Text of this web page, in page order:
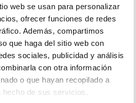
web se usan para personalizar
ofrecer funciones de redes
Además, compartimos
que haga del sitio web con
sociales, publicidad y análisis
con otra información
o que hayan recopilado a
hecho de sus servicios.